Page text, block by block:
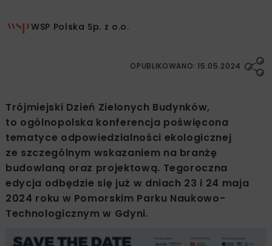
WSP Polska Sp. z o.o.
OPUBLIKOWANO: 15.05.2024
Trójmiejski Dzień Zielonych Budynków,
to ogólnopolska konferencja poświęcona
tematyce odpowiedzialności ekologicznej
ze szczególnym wskazaniem na branżę
budowlaną oraz projektową. Tegoroczna
edycja odbędzie się już w dniach 23 i 24 maja
2024 roku w Pomorskim Parku Naukowo-
Technologicznym w Gdyni.